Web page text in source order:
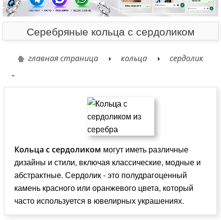
Серебряные кольца с сердоликом
главная страница кольца сердолик
Кольца с сердоликом могут иметь различные
дизайны и стили, включая классические, модные и
абстрактные. Сердолик - это полудрагоценный
камень красного или оранжевого цвета, который
часто используется в ювелирных украшениях.